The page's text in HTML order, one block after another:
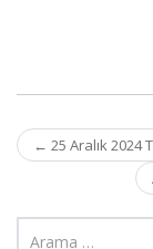
Post
navigation
← 25 Aralık 2024